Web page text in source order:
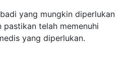
yang mungkin diperlukan
pastikan telah memenuhi
yang diperlukan.